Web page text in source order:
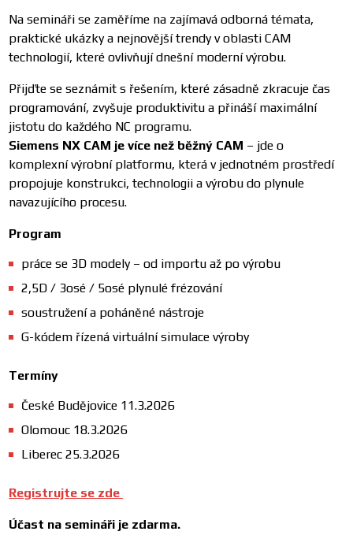
Na semináři se zaměříme na zajímavá odborná témata,
praktické ukázky a nejnovější trendy v oblasti CAM
technologií, které ovlivňují dnešní moderní výrobu.
Přijďte se seznámit s řešením, které zásadně zkracuje čas
programování, zvyšuje produktivitu a přináší maximální
jistotu do každého NC programu.
Siemens NX CAM je více než běžný CAM – jde o
komplexní výrobní platformu, která v jednotném prostředí
propojuje konstrukci, technologii a výrobu do plynule
navazujícího procesu.
Program
práce se 3D modely – od importu až po výrobu
2,5D / 3osé / 5osé plynulé frézování
soustružení a poháněné nástroje
G-kódem řízená virtuální simulace výroby
Termíny
České Budějovice 11.3.2026
Olomouc 18.3.2026
Liberec 25.3.2026
Registrujte se zde
Účast na semináři je zdarma.